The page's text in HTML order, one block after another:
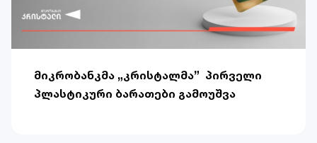
მიკრობანკმა „კრისტალმა” პირველი
პლასტიკური ბარათები გამოუშვა